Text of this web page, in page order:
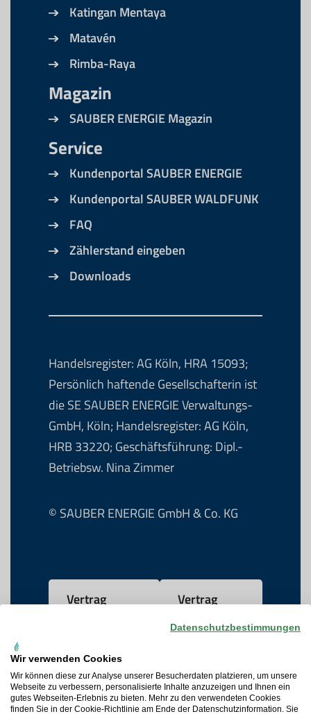
Katingan Mentaya
Matavén
Rimba-Raya
Magazin
SAUBER ENERGIE Magazin
Service
Kundenportal SAUBER ENERGIE
Kundenportal SAUBER WALDFUNK
FAQ
Zählerstand eingeben
Downloads
Handelsregister: AG Köln, HRA 15093;
Persönlich haftende Gesellschafterin ist
die SE SAUBER ENERGIE Verwaltungs-
GmbH, Köln; Handelsregister: AG Köln,
HRB 33220; Geschäftsführung: Dipl.-
Betriebsw. Nina Zimmer
© SAUBER ENERGIE GmbH & Co. KG
Vertrag
Vertrag
kündigen
AGB
Datenschutz
Datenschutzbestimmungen
Wir verwenden Cookies
Wir können diese zur Analyse unserer Besucherdaten platzieren, um unsere
Webseite zu verbessern, personalisierte Inhalte anzuzeigen und Ihnen ein
gutes Webseiten-Erlebnis zu bieten. Mehr zu den verwendeten Cookies
finden Sie in der Cookie-Richtlinie am Ende der Datenschutzinformation. Sie